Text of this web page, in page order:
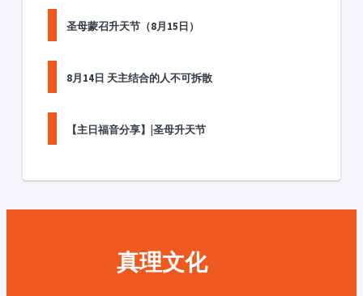
圣母蒙召升天节（8月15日）
8月14日 天主结合的人不可拆散
【主日福音分享】|圣母升天节
真理文化